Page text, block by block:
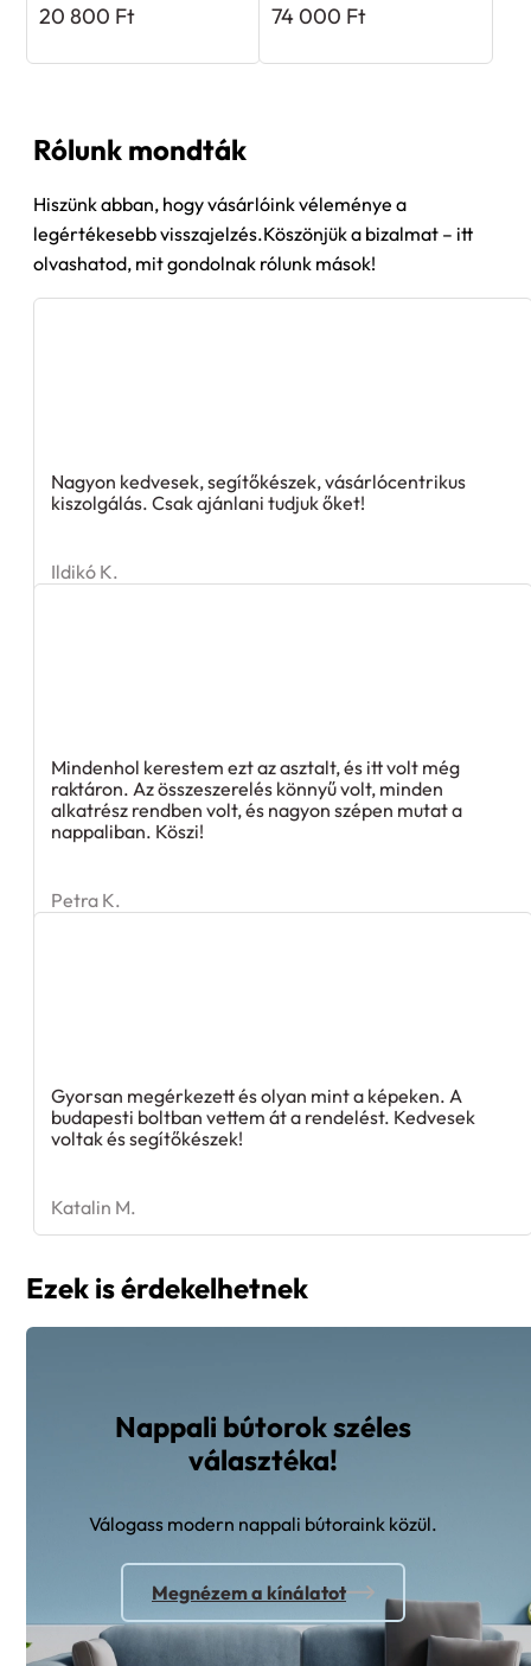
20 800 Ft 74 000 Ft
Rólunk mondták
Hiszünk abban, hogy vásárlóink véleménye a
legértékesebb visszajelzés.Köszönjük a bizalmat – itt
olvashatod, mit gondolnak rólunk mások!
Nagyon kedvesek, segítőkészek, vásárlócentrikus
kiszolgálás. Csak ajánlani tudjuk őket!
Ildikó K.
Mindenhol kerestem ezt az asztalt, és itt volt még
raktáron. Az összeszerelés könnyű volt, minden
alkatrész rendben volt, és nagyon szépen mutat a
nappaliban. Köszi!
Petra K.
Gyorsan megérkezett és olyan mint a képeken. A
budapesti boltban vettem át a rendelést. Kedvesek
voltak és segítőkészek!
Katalin M.
Ezek is érdekelhetnek
Nappali bútorok széles
választéka!
Válogass modern nappali bútoraink közül.
Megnézem a kínálatot